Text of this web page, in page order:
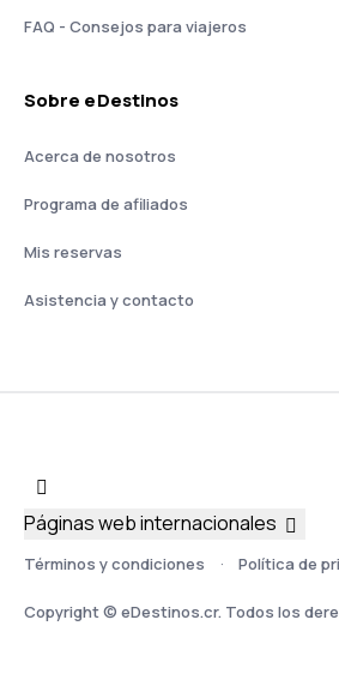
FAQ - Consejos para viajeros
Sobre eDestinos
Acerca de nosotros
Programa de afiliados
Mis reservas
Asistencia y contacto
Términos y condiciones Política de
Copyright © eDestinos.cr. Todos los
Páginas web internacionales